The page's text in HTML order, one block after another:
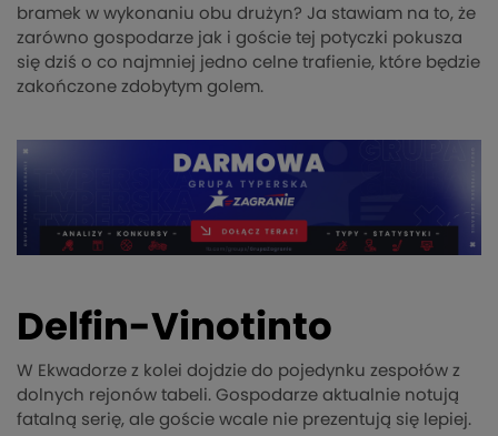
bramek w wykonaniu obu drużyn? Ja stawiam na to, że
zarówno gospodarze jak i goście tej potyczki pokusza
się dziś o co najmniej jedno celne trafienie, które będzie
zakończone zdobytym golem.
Delfin-Vinotinto
W Ekwadorze z kolei dojdzie do pojedynku zespołów z
dolnych rejonów tabeli. Gospodarze aktualnie notują
fatalną serię, ale goście wcale nie prezentują się lepiej.